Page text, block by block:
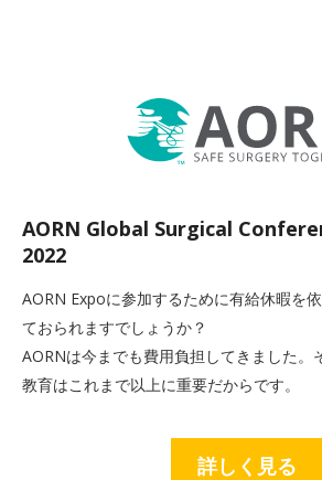
AORN Global Surgical
2022
AORN Expoに参加するために有給休暇を
ておられますでしょうか？
AORNは今までも費用負担してきました。
教育はこれまで以上に重要だからです。
詳しく見る